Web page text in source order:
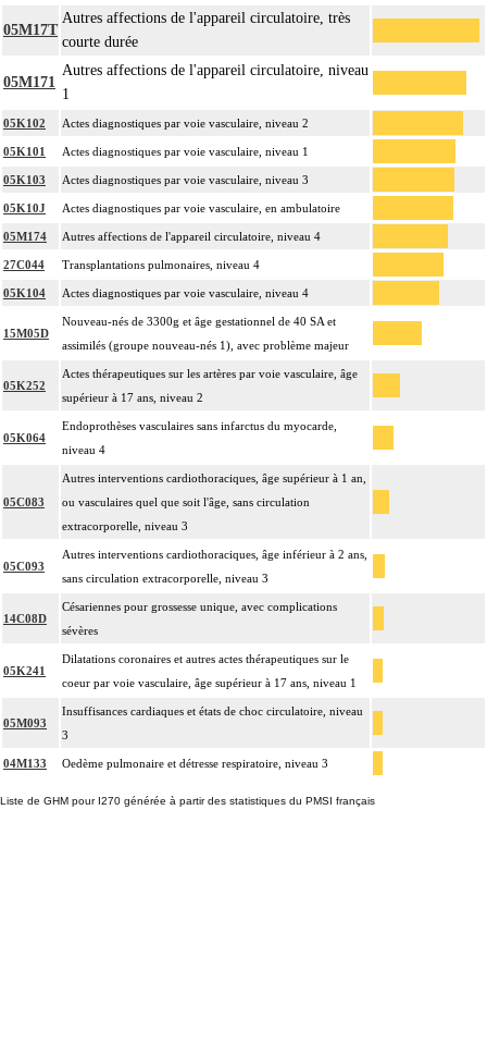
05M17T
Autres affections de l'appareil circulatoire, très
courte durée
05M171
Autres affections de l'appareil circulatoire, niveau
1
05K102 Actes diagnostiques par voie vasculaire, niveau 2
05K101 Actes diagnostiques par voie vasculaire, niveau 1
05K103 Actes diagnostiques par voie vasculaire, niveau 3
05K10J Actes diagnostiques par voie vasculaire, en ambulatoire
05M174 Autres affections de l'appareil circulatoire, niveau 4
27C044 Transplantations pulmonaires, niveau 4
05K104 Actes diagnostiques par voie vasculaire, niveau 4
15M05D
Nouveau-nés de 3300g et âge gestationnel de 40 SA et
assimilés (groupe nouveau-nés 1), avec problème majeur
05K252
Actes thérapeutiques sur les artères par voie vasculaire, âge
supérieur à 17 ans, niveau 2
05K064
Endoprothèses vasculaires sans infarctus du myocarde,
niveau 4
05C083
Autres interventions cardiothoraciques, âge supérieur à 1 an,
ou vasculaires quel que soit l'âge, sans circulation
extracorporelle, niveau 3
05C093
Autres interventions cardiothoraciques, âge inférieur à 2 ans,
sans circulation extracorporelle, niveau 3
14C08D
Césariennes pour grossesse unique, avec complications
sévères
05K241
Dilatations coronaires et autres actes thérapeutiques sur le
coeur par voie vasculaire, âge supérieur à 17 ans, niveau 1
05M093
Insuffisances cardiaques et états de choc circulatoire, niveau
3
04M133 Oedème pulmonaire et détresse respiratoire, niveau 3
Liste de GHM pour I270 générée à partir des statistiques du PMSI français